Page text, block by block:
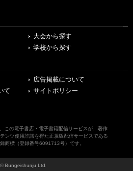
大会から探す
学校から探す
広告掲載について
て
サイトポリシー
この電子書店・電子書籍配信サービスが、著作
ンツ使用許諾を得た正規版配信サービスである
商標（登録番号6091713号）です。
© Bungeishunju Ltd.